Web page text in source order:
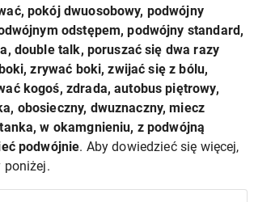
pokój dwuosobowy, podwójny
odstępem, podwójny standard,
double talk, poruszać się dwa razy
zrywać boki, zwijać się z bólu,
kogoś, zdrada, autobus piętrowy,
obosieczny, dwuznaczny, miecz
w okamgnieniu, z podwójną
podwójnie. Aby dowiedzieć się więcej,
poniżej.